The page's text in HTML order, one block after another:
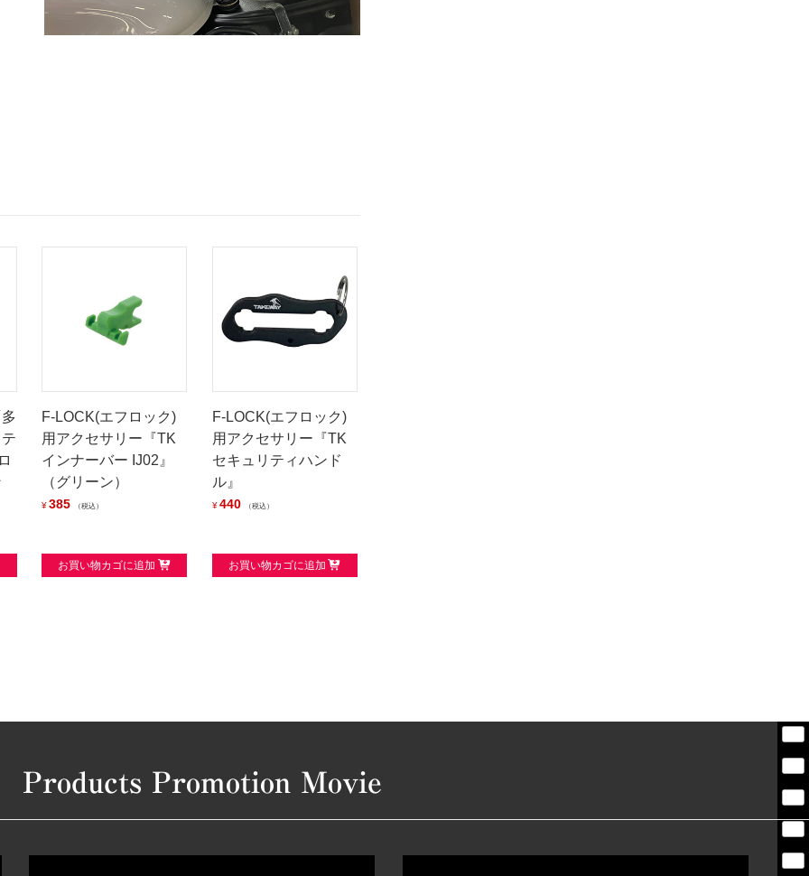
F-LOCK(エフロック)
用アクセサリー『TK
インナーバー IJ02』
（グリーン）
¥ 385 税込
お買い物カゴに追加
F-LOCK(エフロック)
用アクセサリー『TK
セキュリティハンド
ル』
¥440 税込
お買い物カゴに追加
Products Promotion Movie